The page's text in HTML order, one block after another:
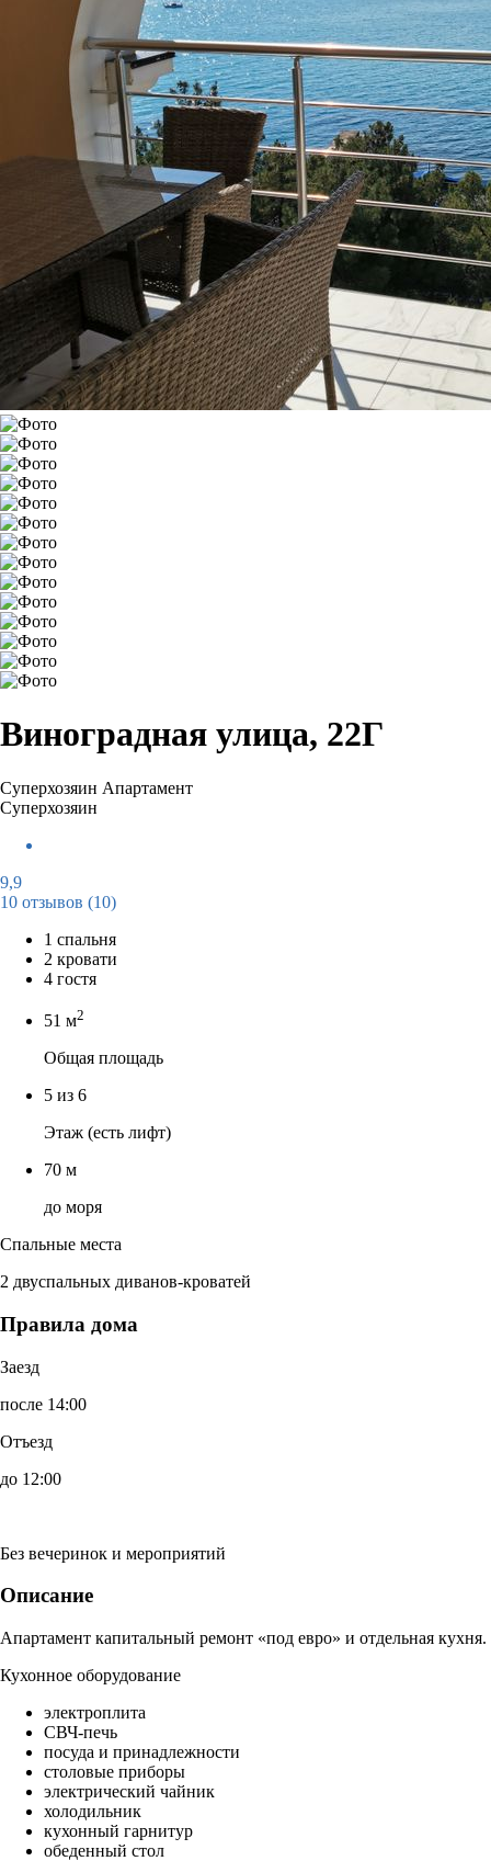
Виноградная улица, 22Г
Суперхозяин Апартамент
Суперхозяин
9,9
10 отзывов (10)
1 спальня
2 кровати
4 гостя
51 м2
Общая площадь
5 из 6
Этаж (есть лифт)
70 м
до моря
Спальные места
2 двуспальных диванов-кроватей
Правила дома
Заезд
после 14:00
Отъезд
до 12:00
Без вечеринок и мероприятий
Описание
Апартамент капитальный ремонт «под евро» и отдельная кухня.
Кухонное оборудование
электроплита
СВЧ-печь
посуда и принадлежности
столовые приборы
электрический чайник
холодильник
кухонный гарнитур
обеденный стол